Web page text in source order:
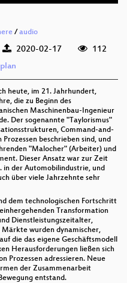
/audio
2020-02-17
112
heute, im 21. Jahrhundert,
die zu Beginn des
Maschinenbau-Ingenieur
Der sogenannte "Taylorismus"
Command-and-
beschrieben sind, und
"Malocher" (Arbeiter) und
Dieser Ansatz war zur Zeit
in der Automobilindustrie, und
über viele Jahrzehnte sehr
dem technologischen Fortschritt
Transformation
Dienstleistungszeitalter,
Märkte wurden dynamischer,
die das eigene Geschäftsmodell
Herausforderungen ließen sich
Prozessen adressieren. Neue
der Zusammenarbeit
entstand.